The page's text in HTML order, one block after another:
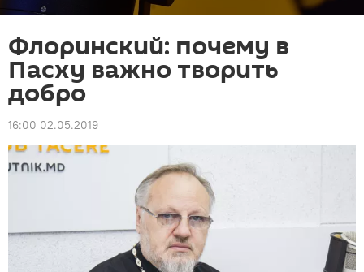
Флоринский: почему в
Пасху важно творить
добро
16:00 02.05.2019